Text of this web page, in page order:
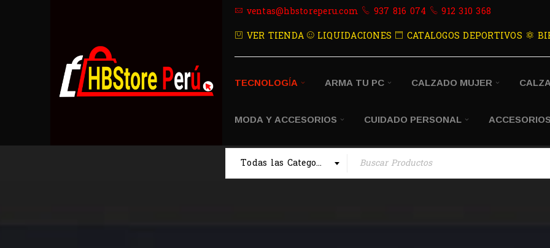
ventas@hbstoreperu.com 937 816 074
912 310 368
VER TIENDA
LIQUIDACIONES CATALOGOS DEPORTIVOS
TECNOLOGÍA ARMA TU PC CALZADO MUJER
MODA Y ACCESORIOS CUIDADO PERSONAL
Todas las Categorias